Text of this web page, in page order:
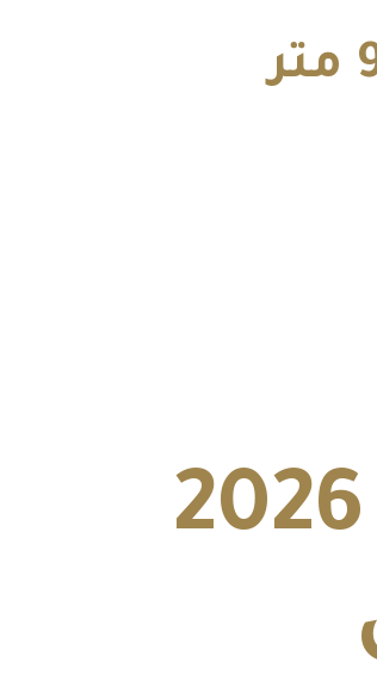
أسعار الإسكان الاجتماعي العاشر من رمضان 90 متر
العاشر من رمضان 90 متر 2026